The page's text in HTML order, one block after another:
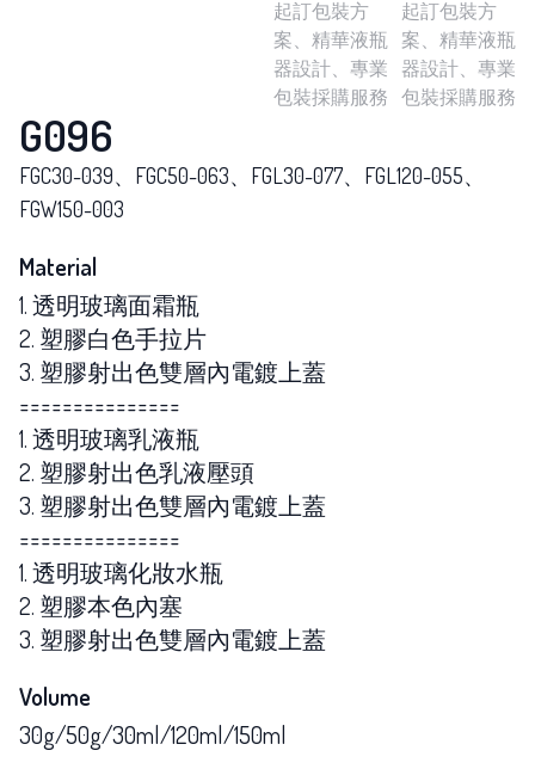
G096
FGC30-039、FGC50-063、FGL30-077、FGL120-055、
FGW150-003
Material
1. 透明玻璃面霜瓶
2. 塑膠白色手拉片
3. 塑膠射出色雙層內電鍍上蓋
===============
1. 透明玻璃乳液瓶
2. 塑膠射出色乳液壓頭
3. 塑膠射出色雙層內電鍍上蓋
===============
1. 透明玻璃化妝水瓶
2. 塑膠本色內塞
3. 塑膠射出色雙層內電鍍上蓋
Volume
30g/50g/30ml/120ml/150ml